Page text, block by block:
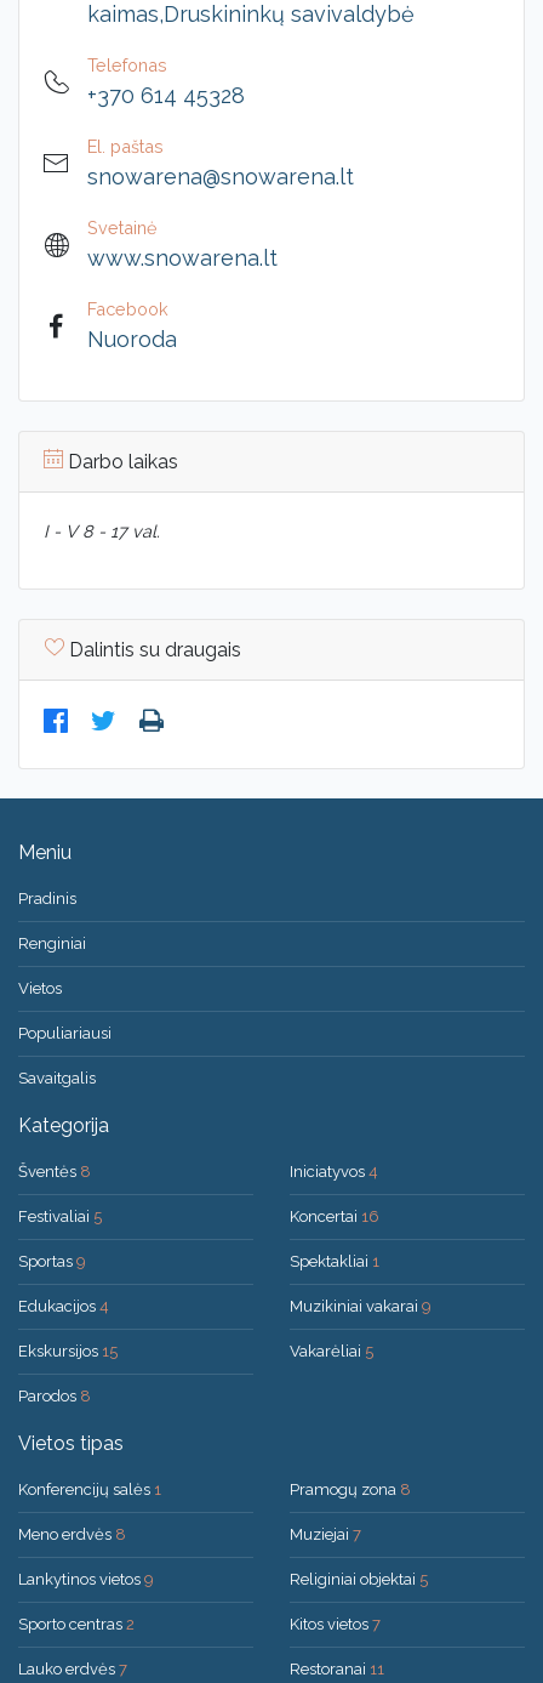
kaimas,Druskininkų savivaldybė
Telefonas
+370 614 45328
El. paštas
snowarena@snowarena.lt
Svetainė
www.snowarena.lt
Facebook
Nuoroda
Darbo laikas
I - V 8 - 17 val.
Dalintis su draugais
Meniu
Pradinis
Renginiai
Vietos
Populiariausi
Savaitgalis
Kategorija
Šventės 8
Festivaliai 5
Sportas 9
Edukacijos 4
Ekskursijos 15
Parodos 8
Iniciatyvos 4
Koncertai 16
Spektakliai 1
Muzikiniai vakarai 9
Vakarėliai 5
Vietos tipas
Konferencijų salės 1
Meno erdvės 8
Lankytinos vietos 9
Sporto centras 2
Lauko erdvės 7
Pramogų zona 8
Muziejai 7
Religiniai objektai 5
Kitos vietos 7
Restoranai 11